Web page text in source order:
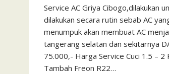
Service AC Griya Cibogo,dilakukan
dilakukan secara rutin sebab AC
menumpuk akan membuat AC
tangerang selatan dan sekitarnya
75.000,- Harga Service Cuci 1.5 –
Tambah Freon R22…